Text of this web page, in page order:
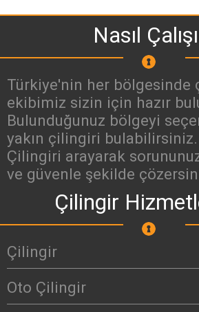
Nasıl
Türkiye'nin her bölgesinde
ekibimiz sizin için hazır
Bulunduğunuz bölgeyi
yakın çilingiri bulabilirsiniz.
Çilingiri arayarak
ve güvenle şekilde
Çilingir
Çilingir
Oto Çilingir